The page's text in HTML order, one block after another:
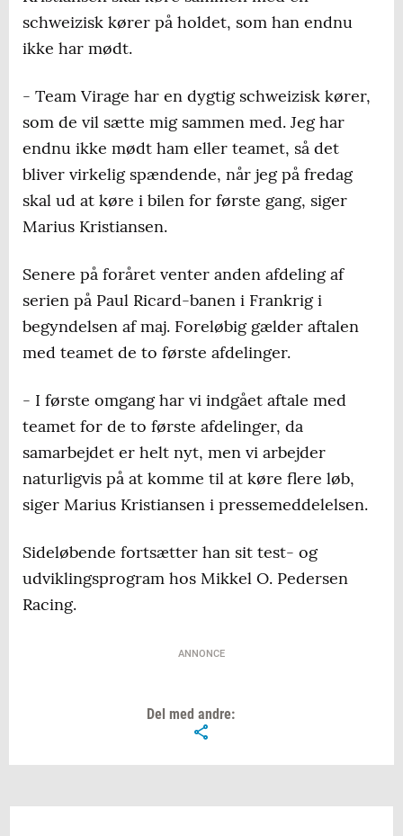
schweizisk kører på holdet, som han endnu
ikke har mødt.
- Team Virage har en dygtig schweizisk kører,
som de vil sætte mig sammen med. Jeg har
endnu ikke mødt ham eller teamet, så det
bliver virkelig spændende, når jeg på fredag
skal ud at køre i bilen for første gang, siger
Marius Kristiansen.
Senere på foråret venter anden afdeling af
serien på Paul Ricard-banen i Frankrig i
begyndelsen af maj. Foreløbig gælder aftalen
med teamet de to første afdelinger.
- I første omgang har vi indgået aftale med
teamet for de to første afdelinger, da
samarbejdet er helt nyt, men vi arbejder
naturligvis på at komme til at køre flere løb,
siger Marius Kristiansen i pressemeddelelsen.
Sideløbende fortsætter han sit test- og
udviklingsprogram hos Mikkel O. Pedersen
Racing.
ANNONCE
Del med andre: